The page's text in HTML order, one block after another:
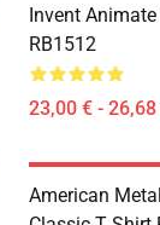
Invent
RB1512
23,00 € -
American